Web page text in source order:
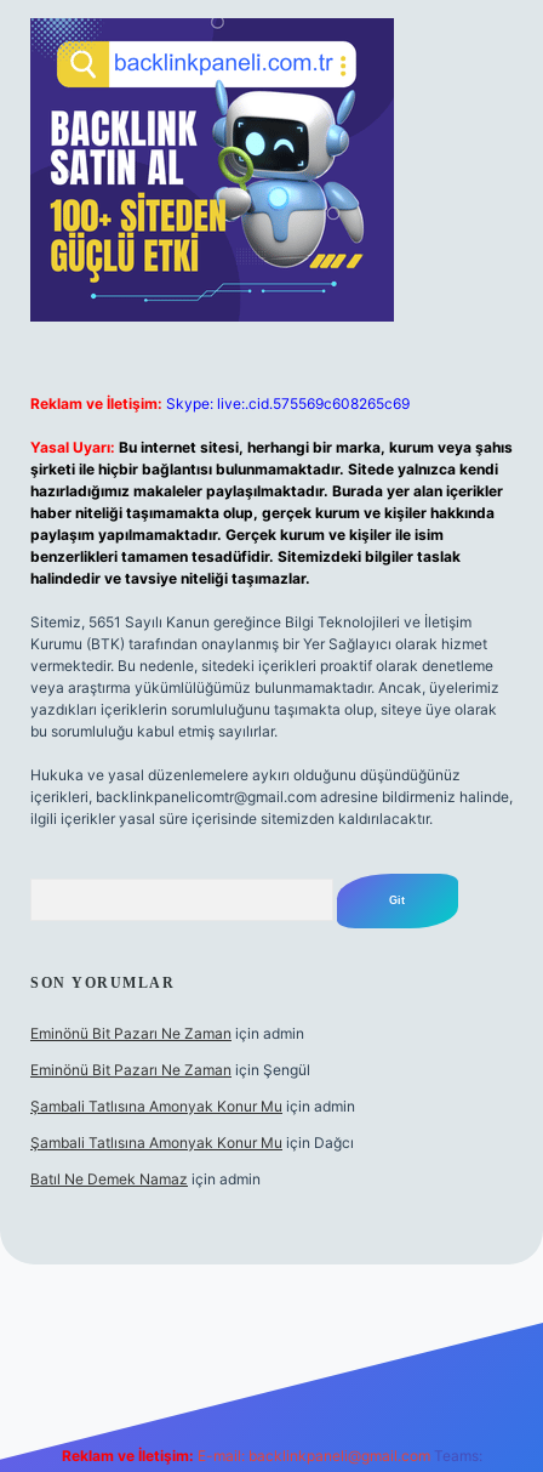
Reklam ve İletişim: Skype: live:.cid.575569c608265c69
Yasal Uyarı: Bu internet sitesi, herhangi bir marka, kurum veya şahıs
şirketi ile hiçbir bağlantısı bulunmamaktadır. Sitede yalnızca kendi
hazırladığımız makaleler paylaşılmaktadır. Burada yer alan içerikler
haber niteliği taşımamakta olup, gerçek kurum ve kişiler hakkında
paylaşım yapılmamaktadır. Gerçek kurum ve kişiler ile isim
benzerlikleri tamamen tesadüfidir. Sitemizdeki bilgiler taslak
halindedir ve tavsiye niteliği taşımazlar.
Sitemiz, 5651 Sayılı Kanun gereğince Bilgi Teknolojileri ve İletişim
Kurumu (BTK) tarafından onaylanmış bir Yer Sağlayıcı olarak hizmet
vermektedir. Bu nedenle, sitedeki içerikleri proaktif olarak denetleme
veya araştırma yükümlülüğümüz bulunmamaktadır. Ancak, üyelerimiz
yazdıkları içeriklerin sorumluluğunu taşımakta olup, siteye üye olarak
bu sorumluluğu kabul etmiş sayılırlar.
Hukuka ve yasal düzenlemelere aykırı olduğunu düşündüğünüz
içerikleri, backlinkpanelicomtr@gmail.com adresine bildirmeniz halinde,
ilgili içerikler yasal süre içerisinde sitemizden kaldırılacaktır.
SON YORUMLAR
Eminönü Bit Pazarı Ne Zaman için admin
Eminönü Bit Pazarı Ne Zaman için Şengül
Şambali Tatlısına Amonyak Konur Mu için admin
Şambali Tatlısına Amonyak Konur Mu için Dağcı
Batıl Ne Demek Namaz için admin
Reklam ve İletişim: E-mail: backlinkpaneli@gmail.com Teams: